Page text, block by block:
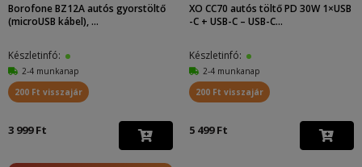
Borofone BZ12A autós gyorstöltő
(microUSB kábel), ...
Készletinfó:
2-4 munkanap
200 Ft visszajár
3 999 Ft
XO CC70 autós töltő PD 30W 1×USB
-C + USB-C – USB-C...
Készletinfó:
2-4 munkanap
200 Ft visszajár
5 499 Ft